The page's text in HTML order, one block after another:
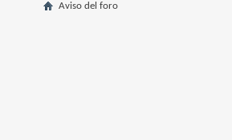
Aviso del foro